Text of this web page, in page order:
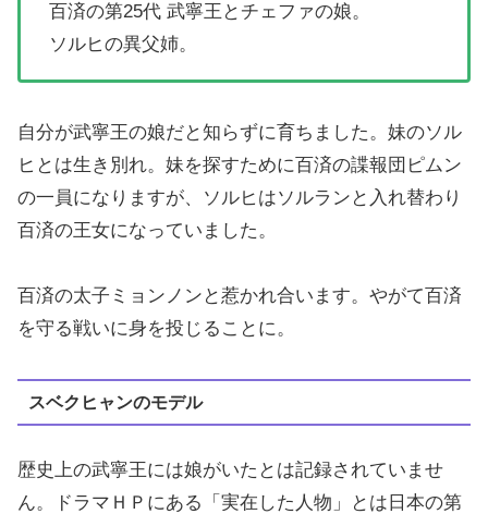
百済の第25代 武寧王とチェファの娘。
ソルヒの異父姉。
自分が武寧王の娘だと知らずに育ちました。妹のソル
ヒとは生き別れ。妹を探すために百済の諜報団ピムン
の一員になりますが、ソルヒはソルランと入れ替わり
百済の王女になっていました。
百済の太子ミョンノンと惹かれ合います。やがて百済
を守る戦いに身を投じることに。
スベクヒャンのモデル
歴史上の武寧王には娘がいたとは記録されていませ
ん。ドラマＨＰにある「実在した人物」とは日本の第